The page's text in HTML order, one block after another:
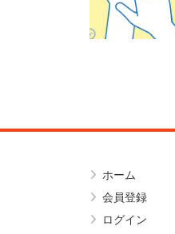
ホーム
会員登録
ログイン